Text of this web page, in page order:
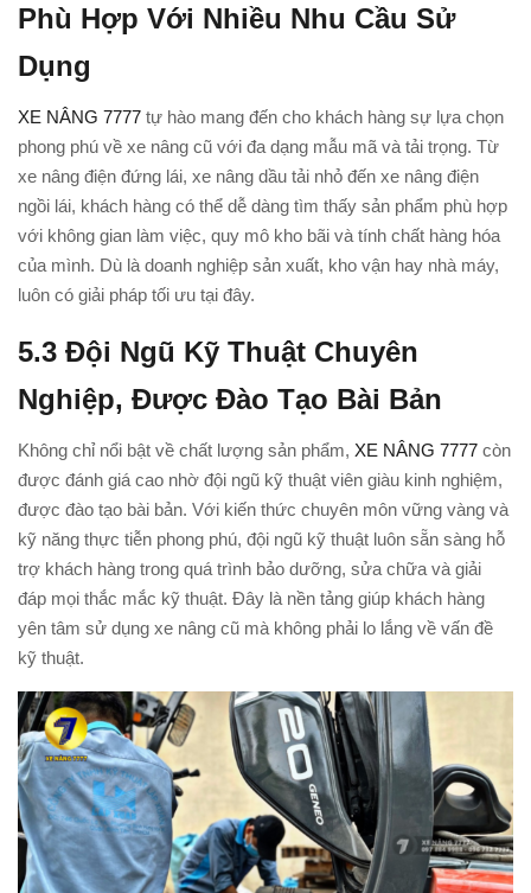
Phù Hợp Với Nhiều Nhu Cầu Sử
Dụng
XE NÂNG 7777 tự hào mang đến cho khách hàng sự lựa chọn
phong phú về xe nâng cũ với đa dạng mẫu mã và tải trọng. Từ
xe nâng điện đứng lái, xe nâng dầu tải nhỏ đến xe nâng điện
ngồi lái, khách hàng có thể dễ dàng tìm thấy sản phẩm phù hợp
với không gian làm việc, quy mô kho bãi và tính chất hàng hóa
của mình. Dù là doanh nghiệp sản xuất, kho vận hay nhà máy,
luôn có giải pháp tối ưu tại đây.
5.3 Đội Ngũ Kỹ Thuật Chuyên
Nghiệp, Được Đào Tạo Bài Bản
Không chỉ nổi bật về chất lượng sản phẩm, XE NÂNG 7777 còn
được đánh giá cao nhờ đội ngũ kỹ thuật viên giàu kinh nghiệm,
được đào tạo bài bản. Với kiến thức chuyên môn vững vàng và
kỹ năng thực tiễn phong phú, đội ngũ kỹ thuật luôn sẵn sàng hỗ
trợ khách hàng trong quá trình bảo dưỡng, sửa chữa và giải
đáp mọi thắc mắc kỹ thuật. Đây là nền tảng giúp khách hàng
yên tâm sử dụng xe nâng cũ mà không phải lo lắng về vấn đề
kỹ thuật.